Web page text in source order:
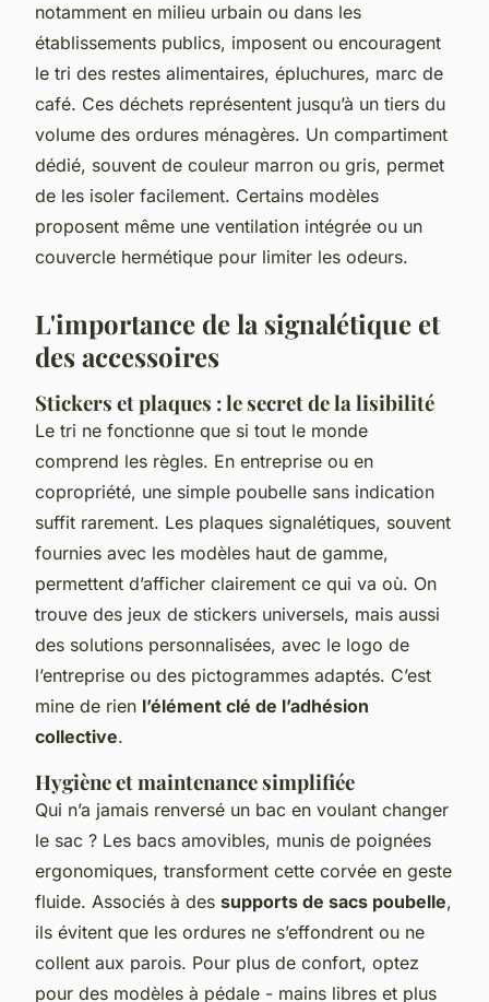
notamment en milieu urbain ou dans les
établissements publics, imposent ou encouragent
le tri des restes alimentaires, épluchures, marc de
café. Ces déchets représentent jusqu’à un tiers du
volume des ordures ménagères. Un compartiment
dédié, souvent de couleur marron ou gris, permet
de les isoler facilement. Certains modèles
proposent même une ventilation intégrée ou un
couvercle hermétique pour limiter les odeurs.
L'importance de la signalétique et
des accessoires
Stickers et plaques : le secret de la lisibilité
Le tri ne fonctionne que si tout le monde
comprend les règles. En entreprise ou en
copropriété, une simple poubelle sans indication
suffit rarement. Les plaques signalétiques, souvent
fournies avec les modèles haut de gamme,
permettent d’afficher clairement ce qui va où. On
trouve des jeux de stickers universels, mais aussi
des solutions personnalisées, avec le logo de
l’entreprise ou des pictogrammes adaptés. C’est
mine de rien l’élément clé de l’adhésion
collective.
Hygiène et maintenance simplifiée
Qui n’a jamais renversé un bac en voulant changer
le sac ? Les bacs amovibles, munis de poignées
ergonomiques, transforment cette corvée en geste
fluide. Associés à des supports de sacs poubelle,
ils évitent que les ordures ne s’effondrent ou ne
collent aux parois. Pour plus de confort, optez
pour des modèles à pédale - mains libres et plus